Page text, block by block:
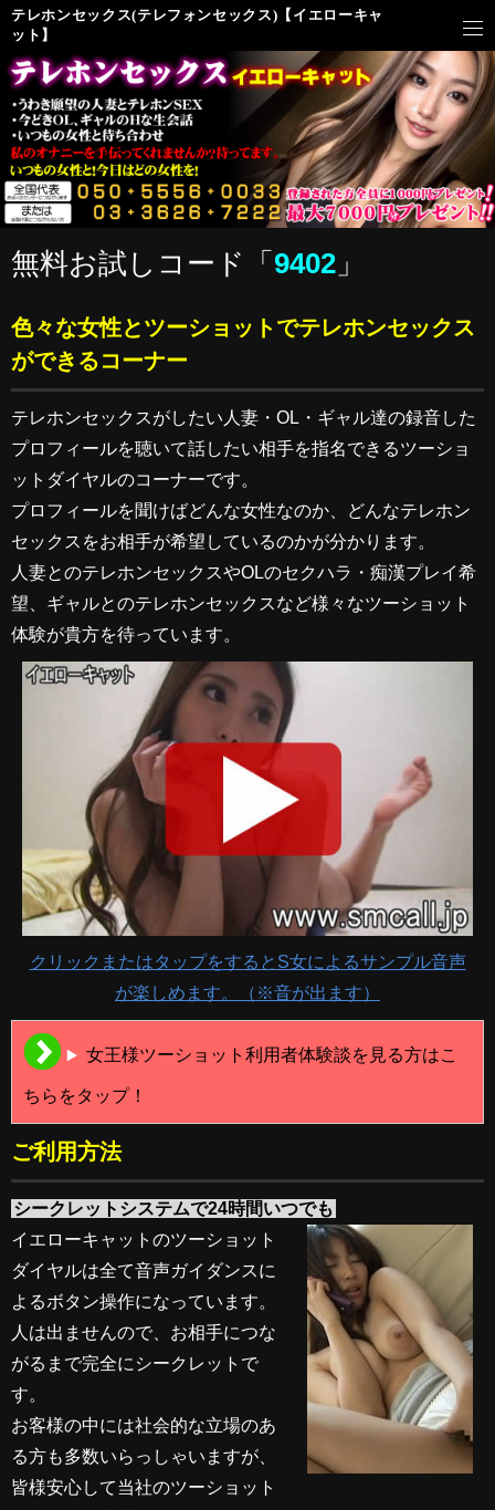
テレホンセックス(テレフォンセックス)【イエローキャ
ット】
無料お試しコード「 9402 」
色々な女性とツーショットでテレホンセックス
ができるコーナー
テレホンセックスがしたい人妻・OL・ギャル達の録音した
プロフィールを聴いて話したい相手を指名できるツーショ
ットダイヤルのコーナーです。
プロフィールを聞けばどんな女性なのか、どんなテレホン
セックスをお相手が希望しているのかが分かります。
人妻とのテレホンセックスやOLのセクハラ・痴漢プレイ希
望、ギャルとのテレホンセックスなど様々なツーショット
体験が貴方を待っています。
クリックまたはタップをするとS女によるサンプル音声
が楽しめます。（※音が出ます）
女王様ツーショット利用者体験談を見る方はこ
ちらをタップ！
ご利用方法
シークレットシステムで24時間いつでも
イエローキャットのツーショット
ダイヤルは全て音声ガイダンスに
よるボタン操作になっています。
人は出ませんので、お相手につな
がるまで完全にシークレットで
す。
お客様の中には社会的な立場のあ
る方も多数いらっしゃいますが、
皆様安心して当社のツーショット